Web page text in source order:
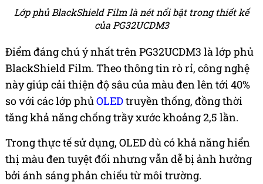
Lớp phủ BlackShield Film là nét nổi bật trong thiết kế
của PG32UCDM3
Điểm đáng chú ý nhất trên PG32UCDM3 là lớp phủ
BlackShield Film. Theo thông tin rò rỉ, công nghệ
này giúp cải thiện độ sâu của màu đen lên tới 40%
so với các lớp phủOLEDtruyền thống, đồng thời
tăng khả năng chống trầy xước khoảng 2,5 lần.
Trong thực tế sử dụng, OLED dù có khả năng hiển
thị màu đen tuyệt đối nhưng vẫn dễ bị ảnh hưởng
bởi ánh sáng phản chiếu từ môi trường.